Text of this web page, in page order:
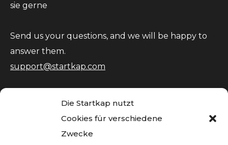
Die Startkap nutzt
Cookies für verschiedene
Zwecke
sie gerne
Send us your questions, and we will be happy to
answer them.
support@startkap.com